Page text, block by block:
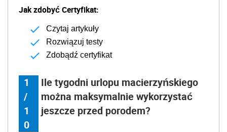
Jak zdobyć Certyfikat:
Czytaj artykuły
Rozwiązuj testy
Zdobądź certyfikat
1
/
1
0
Ile tygodni urlopu macierzyńskiego
można maksymalnie wykorzystać
jeszcze przed porodem?